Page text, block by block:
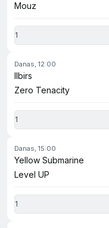
Mouz
1
danas, 12:00
Ilbirs
Zero Tenacity
1
danas, 15:00
Yellow Submarine
Level UP
1